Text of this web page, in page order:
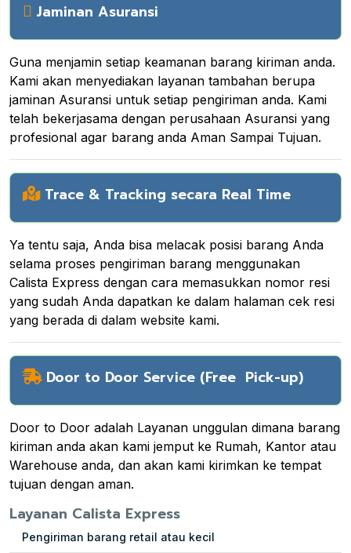
Jaminan Asuransi
Guna menjamin setiap keamanan barang kiriman anda.
Kami akan menyediakan layanan tambahan berupa
jaminan Asuransi untuk setiap pengiriman anda. Kami
telah bekerjasama dengan perusahaan Asuransi yang
profesional agar barang anda Aman Sampai Tujuan.
Trace & Tracking secara Real Time
Ya tentu saja, Anda bisa melacak posisi barang Anda
selama proses pengiriman barang menggunakan
Calista Express dengan cara memasukkan nomor resi
yang sudah Anda dapatkan ke dalam halaman cek resi
yang berada di dalam website kami.
Door to Door Service (Free Pick-up)
Door to Door adalah Layanan unggulan dimana barang
kiriman anda akan kami jemput ke Rumah, Kantor atau
Warehouse anda, dan akan kami kirimkan ke tempat
tujuan dengan aman.
Layanan Calista Express
Pengiriman barang retail atau kecil